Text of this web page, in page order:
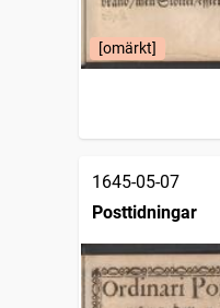
[omärkt]
1645-05-07
Posttidningar